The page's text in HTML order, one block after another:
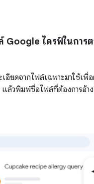
Google ไดรฟ์ในการ
เอียดจากไฟล์เฉพาะมาใช้เ
ล้วพิมพ์ชื่อไฟล์ที่ต้องการอ้า